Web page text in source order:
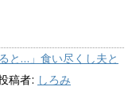
と…」食い尽くし夫と
稿者: しろみ